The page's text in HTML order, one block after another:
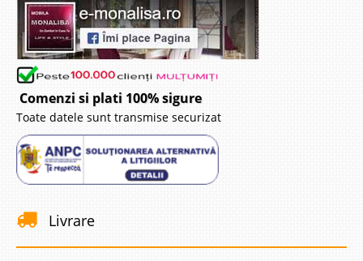
Comenzi si plati 100% sigure
Toate datele sunt transmise securizat
Livrare